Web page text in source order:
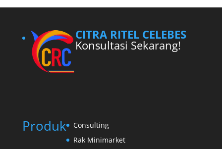
CITRA RITEL CELEBES
Konsultasi Sekarang!
Produk
Consulting
Rak Minimarket